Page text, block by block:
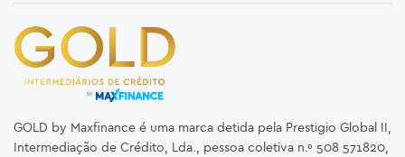
GOLD by Maxfinance é uma marca detida pela Prestigio Global II,
Intermediação de Crédito, Lda., pessoa coletiva n.º 508 571820,